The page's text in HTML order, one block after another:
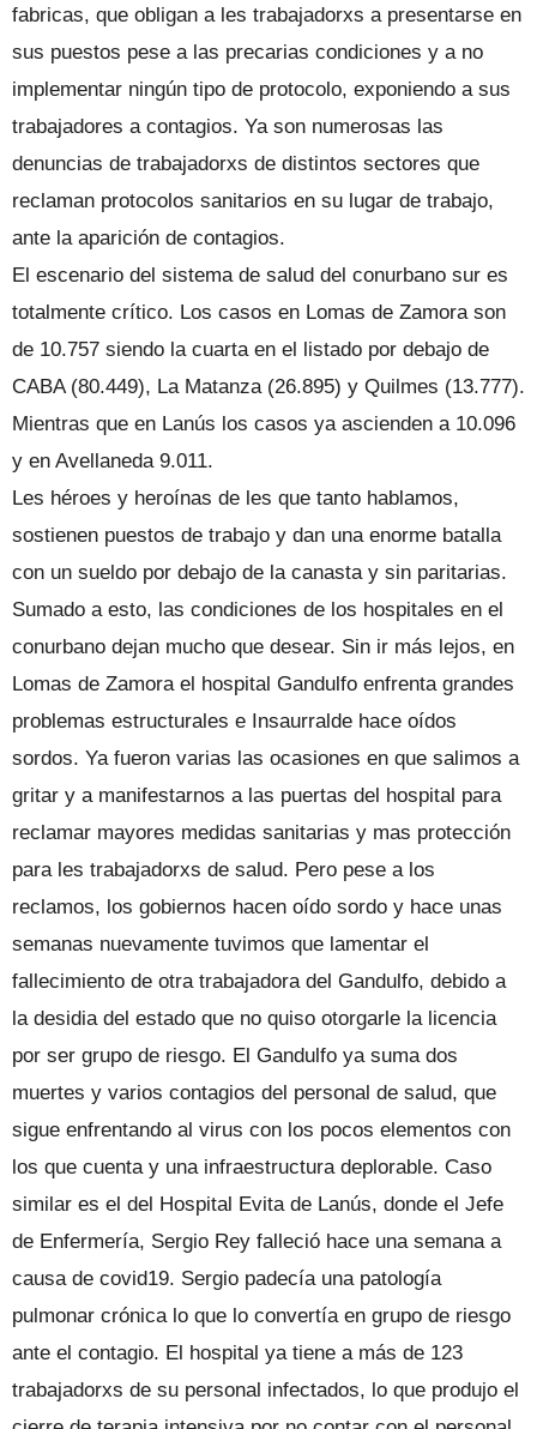
fabricas, que obligan a les trabajadorxs a presentarse en
sus puestos pese a las precarias condiciones y a no
implementar ningún tipo de protocolo, exponiendo a sus
trabajadores a contagios. Ya son numerosas las
denuncias de trabajadorxs de distintos sectores que
reclaman protocolos sanitarios en su lugar de trabajo,
ante la aparición de contagios.
El escenario del sistema de salud del conurbano sur es
totalmente crítico. Los casos en Lomas de Zamora son
de 10.757 siendo la cuarta en el listado por debajo de
CABA (80.449), La Matanza (26.895) y Quilmes (13.777).
Mientras que en Lanús los casos ya ascienden a 10.096
y en Avellaneda 9.011.
Les héroes y heroínas de les que tanto hablamos,
sostienen puestos de trabajo y dan una enorme batalla
con un sueldo por debajo de la canasta y sin paritarias.
Sumado a esto, las condiciones de los hospitales en el
conurbano dejan mucho que desear. Sin ir más lejos, en
Lomas de Zamora el hospital Gandulfo enfrenta grandes
problemas estructurales e Insaurralde hace oídos
sordos. Ya fueron varias las ocasiones en que salimos a
gritar y a manifestarnos a las puertas del hospital para
reclamar mayores medidas sanitarias y mas protección
para les trabajadorxs de salud. Pero pese a los
reclamos, los gobiernos hacen oído sordo y hace unas
semanas nuevamente tuvimos que lamentar el
fallecimiento de otra trabajadora del Gandulfo, debido a
la desidia del estado que no quiso otorgarle la licencia
por ser grupo de riesgo. El Gandulfo ya suma dos
muertes y varios contagios del personal de salud, que
sigue enfrentando al virus con los pocos elementos con
los que cuenta y una infraestructura deplorable. Caso
similar es el del Hospital Evita de Lanús, donde el Jefe
de Enfermería, Sergio Rey falleció hace una semana a
causa de covid19. Sergio padecía una patología
pulmonar crónica lo que lo convertía en grupo de riesgo
ante el contagio. El hospital ya tiene a más de 123
trabajadorxs de su personal infectados, lo que produjo el